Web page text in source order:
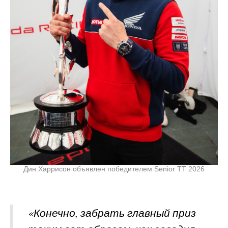
Дин Харрисон объявлен победителем Senior TT 2026
«Конечно, забрать главный приз